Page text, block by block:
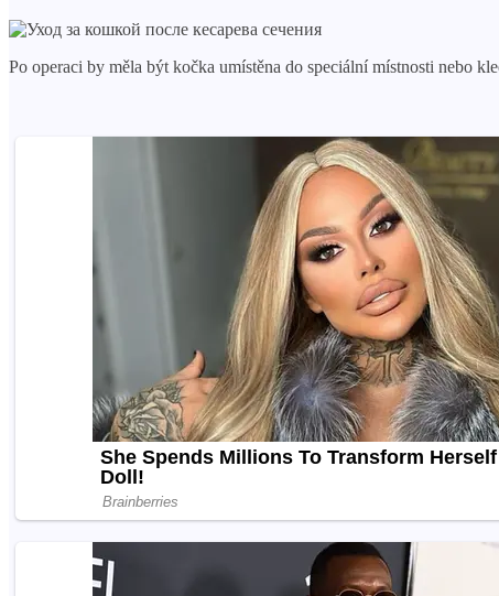
Po operaci by měla být kočka umístěna do speciální místnosti nebo